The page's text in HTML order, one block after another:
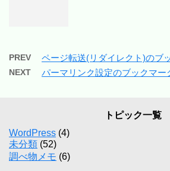
PREV ページ転送(リダイレクト)のブ
NEXT パーマリンク設定のブックマー
トピック一覧
WordPress (4)
未分類 (52)
調べ物メモ (6)